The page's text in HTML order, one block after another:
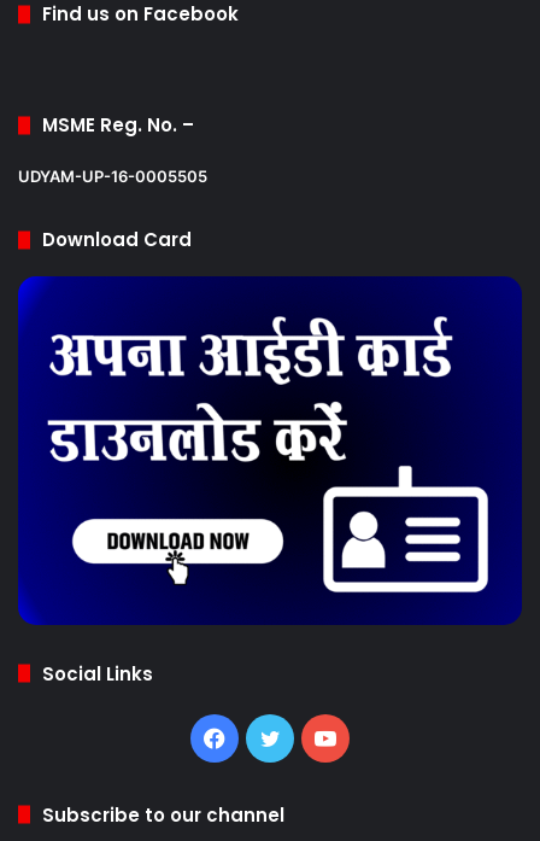
Find us on Facebook
MSME Reg. No. –
UDYAM-UP-16-0005505
Download Card
Social Links
Facebook
TwitterYouTube
Subscribe to our channel